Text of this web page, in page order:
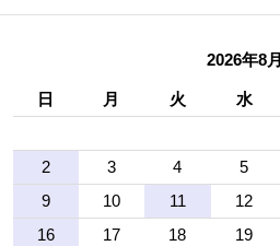
2026年8月
日 月 火 水
2
3 4 5
9
10 11 12
16
17 18 19